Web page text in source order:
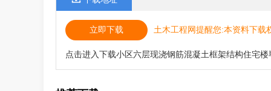
立即下载 土木工程网提醒您:本资料下载
点击进入下载小区六层现浇钢筋混凝土框架结构住宅